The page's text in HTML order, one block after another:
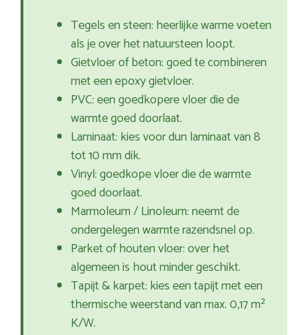
Tegels en steen: heerlijke warme voeten
als je over het natuursteen loopt.
Gietvloer of beton: goed te combineren
met een epoxy gietvloer.
PVC: een goedkopere vloer die de
warmte goed doorlaat.
Laminaat: kies voor dun laminaat van 8
tot 10 mm dik.
Vinyl: goedkope vloer die de warmte
goed doorlaat.
Marmoleum / Linoleum: neemt de
ondergelegen warmte razendsnel op.
Parket of houten vloer: over het
algemeen is hout minder geschikt.
Tapijt & karpet: kies een tapijt met een
thermische weerstand van max. 0,17 m²
K/W.